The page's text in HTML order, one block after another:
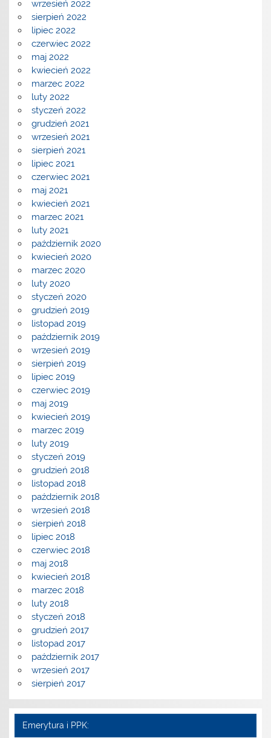
wrzesień 2022
sierpień 2022
lipiec 2022
czerwiec 2022
maj 2022
kwiecień 2022
marzec 2022
luty 2022
styczeń 2022
grudzień 2021
wrzesień 2021
sierpień 2021
lipiec 2021
czerwiec 2021
maj 2021
kwiecień 2021
marzec 2021
luty 2021
październik 2020
kwiecień 2020
marzec 2020
luty 2020
styczeń 2020
grudzień 2019
listopad 2019
październik 2019
wrzesień 2019
sierpień 2019
lipiec 2019
czerwiec 2019
maj 2019
kwiecień 2019
marzec 2019
luty 2019
styczeń 2019
grudzień 2018
listopad 2018
październik 2018
wrzesień 2018
sierpień 2018
lipiec 2018
czerwiec 2018
maj 2018
kwiecień 2018
marzec 2018
luty 2018
styczeń 2018
grudzień 2017
listopad 2017
październik 2017
wrzesień 2017
sierpień 2017
Emerytura i PPK: